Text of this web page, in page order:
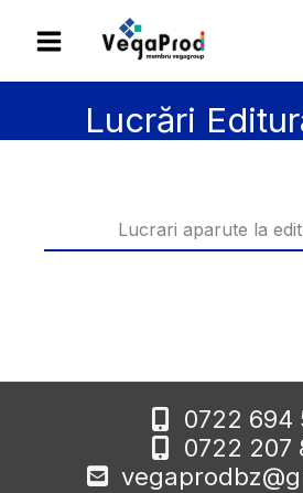
Lucrări
Lucrari aparute la
0722 694
0722 207